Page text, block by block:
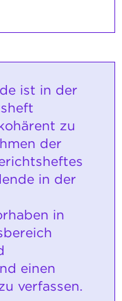
ist in der
zu
der
in der
in
einen
verfassen.